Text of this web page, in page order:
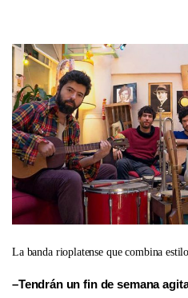
La banda rioplatense que combina
–Tendrán un fin de semana